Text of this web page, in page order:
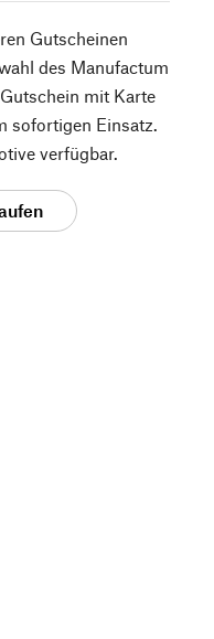
Gutscheinen
des Manufactum
mit Karte
sofortigen Einsatz.
verfügbar.